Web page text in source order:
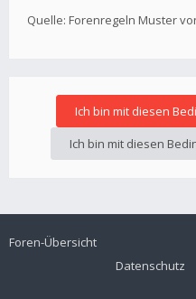
Quelle: Forenregeln Muster
Foren-Übersicht
Datenschutz